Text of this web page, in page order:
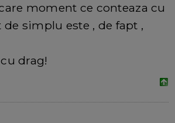
moment ce conteaza cu
de simplu este , de fapt ,
drag!